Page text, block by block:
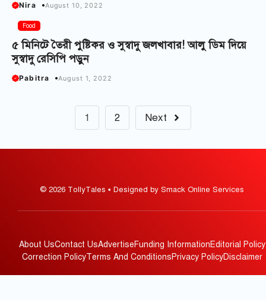
Nira August 10, 2022
Food
৫ মিনিটে তৈরী পুষ্টিকর ও সুস্বাদু জলখাবার! আলু ডিম দিয়ে
সুস্বাদু রেসিপি পড়ুন
Pabitra August 1, 2022
1 2 Next
© 2026 TollyTales • Designed by Smack Online Services
About UsContact UsAdvertiseFunding InformationEditorial Policy
Correction PolicyTerms And ConditionsPrivacy PolicyDisclaimer